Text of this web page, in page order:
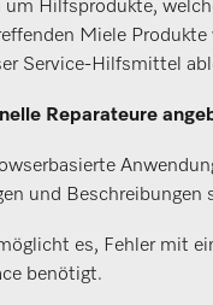
Hilfsprodukte,
Miele
Service-Hilfsmittel
Reparateure
und Beschreibungen
es, Fehler mit
benötigt.